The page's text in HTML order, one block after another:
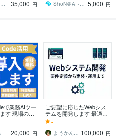
keumaru／けうまる 35,000 円
か？
ShoN＠AI×SE⭐大幅アップデート！ 5,000 円
で業務AIツー
す 現場の課
計・開発・
用AIを形に
20,000 円
ご要望に応じたWebシス
テムを開発します 最適な
実現方法をご提案し、実
装するプロフェッショナ
ルサービス
-
ようかん_LINE公式アカウント構築 100,000 円